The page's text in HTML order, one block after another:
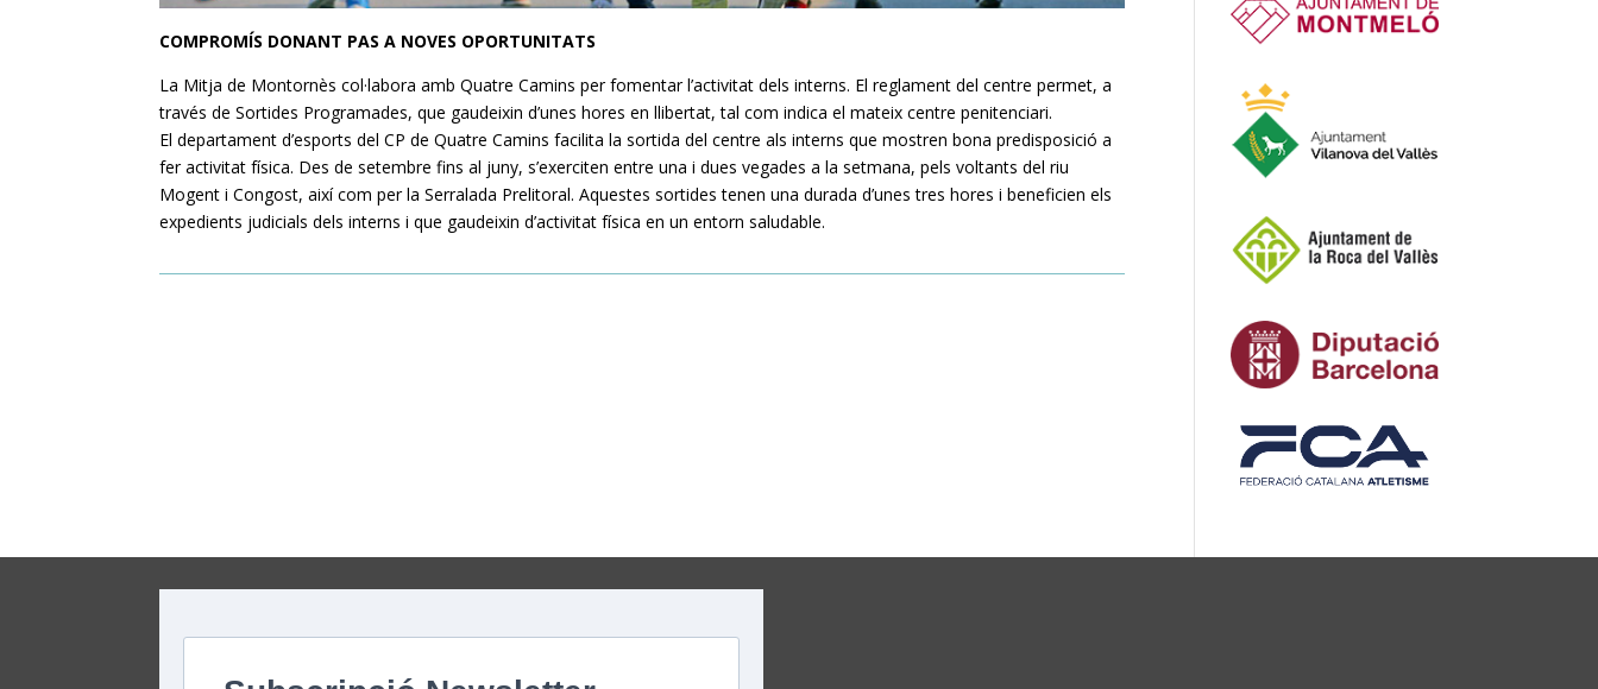
COMPROMÍS DONANT PAS A NOVES OPORTUNITATS
La Mitja de Montornès col·labora amb Quatre Camins per fomentar l’activitat dels interns. El reglament del centre permet, a
través de Sortides Programades, que gaudeixin d’unes hores en llibertat, tal com indica el mateix centre penitenciari.
El departament d’esports del CP de Quatre Camins facilita la sortida del centre als interns que mostren bona predisposició a
fer activitat física. Des de setembre fins al juny, s’exerciten entre una i dues vegades a la setmana, pels voltants del riu
Mogent i Congost, així com per la Serralada Prelitoral. Aquestes sortides tenen una durada d’unes tres hores i beneficien els
expedients judicials dels interns i que gaudeixin d’activitat física en un entorn saludable.